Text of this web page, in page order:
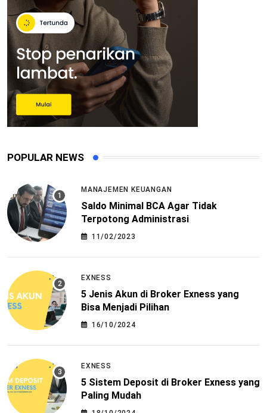
POPULAR NEWS
MANAJEMEN KEUANGAN
Saldo Minimal BCA Agar Tidak
Terpotong Administrasi
11/02/2023
EXNESS
5 Jenis Akun di Broker Exness yang
Bisa Menjadi Pilihan
16/10/2024
EXNESS
5 Sistem Deposit di Broker Exness yang
Paling Mudah